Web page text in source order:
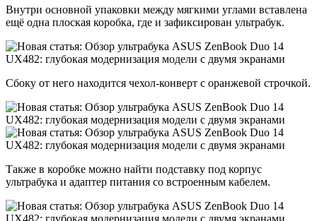
Внутри основной упаковки между мягкими углами вставлена
ещё одна плоская коробка, где и зафиксирован ультрабук.
Сбоку от него находится чехол-конверт с оранжевой строчкой.
Также в коробке можно найти подставку под корпус
ультрабука и адаптер питания со встроенным кабелем.